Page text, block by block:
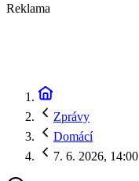
Reklama
Zprávy
Domácí
7. 6. 2026, 14:00